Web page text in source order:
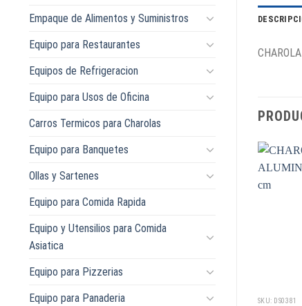
Empaque de Alimentos y Suministros
Equipo para Restaurantes
Equipos de Refrigeracion
Equipo para Usos de Oficina
Carros Termicos para Charolas
Equipo para Banquetes
Ollas y Sartenes
Equipo para Comida Rapida
Equipo y Utensilios para Comida
Asiatica
Equipo para Pizzerias
Equipo para Panaderia
SKU: DS0381